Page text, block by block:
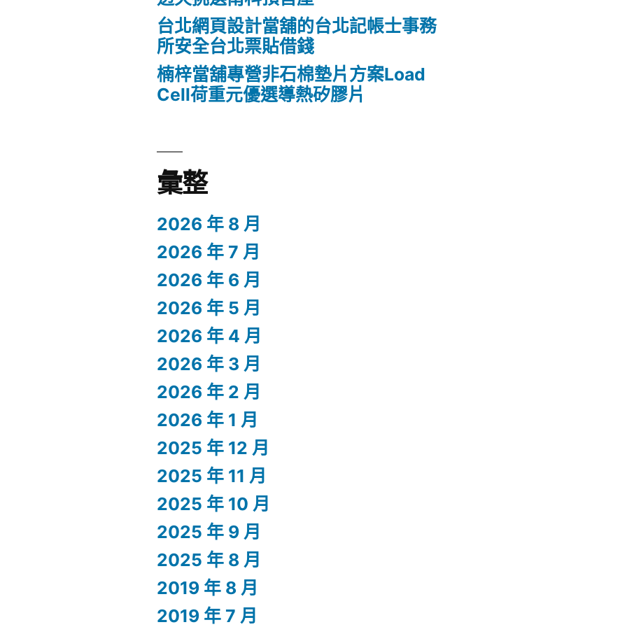
台北網頁設計當舖的台北記帳士事務
所安全台北票貼借錢
楠梓當舖專營非石棉墊片方案Load
Cell荷重元優選導熱矽膠片
彙整
2026 年 8 月
2026 年 7 月
2026 年 6 月
2026 年 5 月
2026 年 4 月
2026 年 3 月
2026 年 2 月
2026 年 1 月
2025 年 12 月
2025 年 11 月
2025 年 10 月
2025 年 9 月
2025 年 8 月
2019 年 8 月
2019 年 7 月